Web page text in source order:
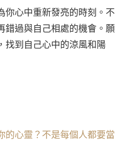
你心中重新發亮的時刻。不
錯過與自己相處的機會。願
找到自己心中的涼風和陽
的心靈？不是每個人都要當